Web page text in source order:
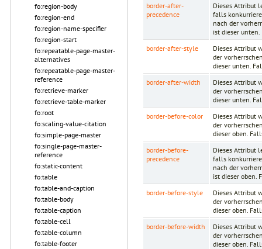
fo:region-body
fo:region-end
fo:region-name-specifier
fo:region-start
fo:repeatable-page-master-
alternatives
fo:repeatable-page-master-
reference
fo:retrieve-marker
fo:retrieve-table-marker
fo:root
fo:scaling-value-citation
fo:simple-page-master
fo:single-page-master-
reference
fo:static-content
fo:table
fo:table-and-caption
fo:table-body
fo:table-caption
fo:table-cell
fo:table-column
fo:table-footer
border-after-
precedence
Dieses Attribut
falls
nach der
ist dieser
border-after-style
Dieses Attribut
der
dieser unten.
border-after-width
Dieses Attribut
der
dieser unten.
border-before-color
Dieses Attribut
der
dieser oben.
border-before-
precedence
Dieses Attribut
falls
nach der
ist dieser oben.
border-before-style
Dieses Attribut
der
dieser oben.
border-before-width
Dieses Attribut
der
dieser oben.